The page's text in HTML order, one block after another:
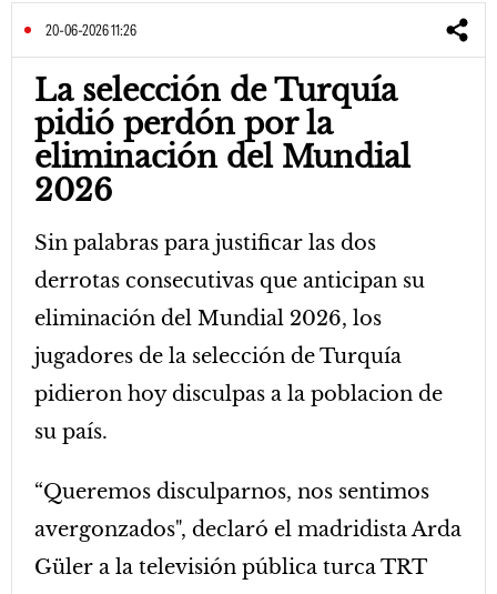
20-06-2026 11:26
La selección de Turquía
pidió perdón por la
eliminación del Mundial
2026
Sin palabras para justificar las dos
derrotas consecutivas que anticipan su
eliminación del Mundial 2026, los
jugadores de la selección de Turquía
pidieron hoy disculpas a la poblacion de
su país.
“Queremos disculparnos, nos sentimos
avergonzados", declaró el madridista Arda
Güler a la televisión pública turca TRT